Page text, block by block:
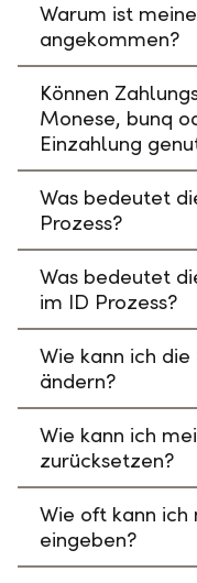
Warum ist
angekommen?
Können
Monese, bunq
Einzahlung
Was bedeutet
Prozess?
Was bedeutet
im ID Prozess?
Wie kann ich
ändern?
Wie kann ich
zurücksetzen?
Wie oft kann ich
eingeben?